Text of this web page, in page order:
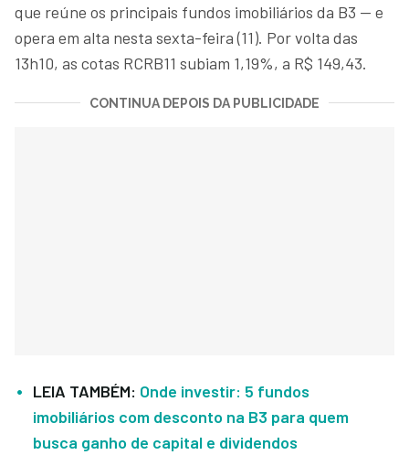
que reúne os principais fundos imobiliários da B3 — e
opera em alta nesta sexta-feira (11). Por volta das
13h10, as cotas RCRB11 subiam 1,19%, a R$ 149,43.
CONTINUA DEPOIS DA PUBLICIDADE
LEIA TAMBÉM: Onde investir: 5 fundos
imobiliários com desconto na B3 para quem
busca ganho de capital e dividendos